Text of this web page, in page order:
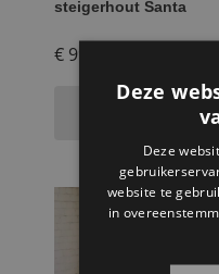
steigerhout Santa
€ 99,95
Toevoegen aan
Deze
Deze
website te
in